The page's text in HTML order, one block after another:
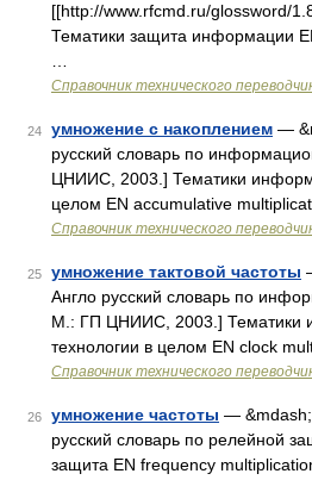
[[http://www.rfcmd.ru/glossword/
Тематики защита информации
Справочник технического
24 умножение с накоплением —
русский словарь по
ЦНИИС, 2003.] Тематики
целом EN accumulative
Справочник технического
25 умножение тактовой частоты
Англо русский словарь по
М.: ГП ЦНИИС, 2003.] Тематики
технологии в целом EN clock
Справочник технического
26 умножение частоты —
русский словарь по релейной
защита EN frequency